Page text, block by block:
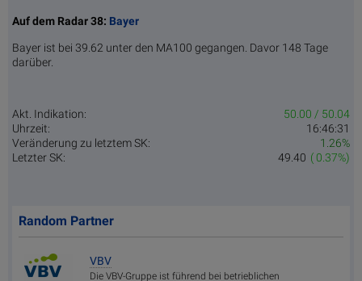
Auf dem Radar 38: Bayer
Bayer ist bei 39.62 unter den MA100 gegangen. Davor 148 Tage
darüber.
Akt. Indikation:
50.00 / 50.04
Uhrzeit:
16:46:31
Veränderung zu letztem SK:
1.26%
Letzter SK:
( 0.37%)
49.40
Random Partner
VBV
Die VBV-Gruppe ist führend bei betrieblichen